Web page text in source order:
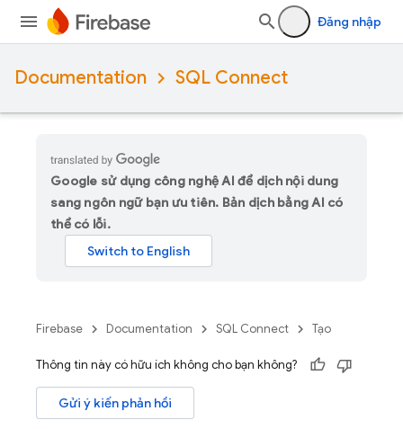
Đăng nhập
Documentation SQL Connect
Google sử dụng công nghệ AI để dịch nội dung
sang ngôn ngữ bạn ưu tiên. Bản dịch bằng AI có
thể có lỗi.
Firebase Documentation SQL Connect Tạo
Thông tin này có hữu ích không cho bạn không?
Gửi ý kiến phản hồi